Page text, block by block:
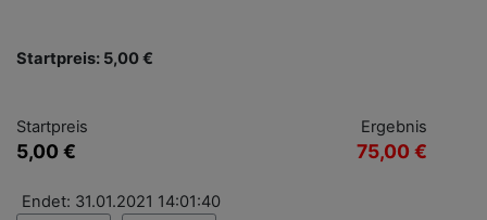
Startpreis: 5,00 €
Startpreis
5,00 €
Ergebnis
75,00 €
Endet: 31.01.2021 14:01:40